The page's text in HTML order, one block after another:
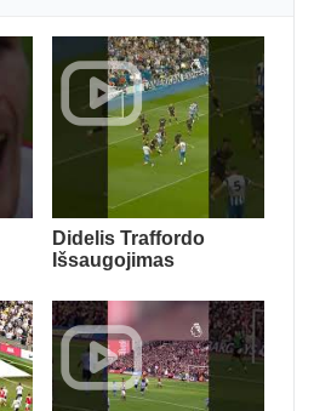
Didelis Traffordo
Išsaugojimas